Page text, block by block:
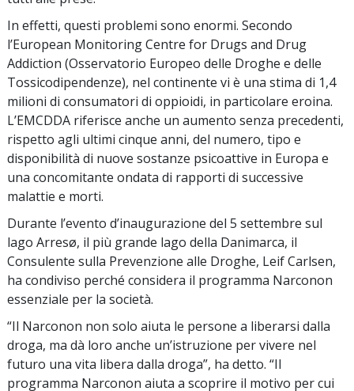
In effetti, questi problemi sono enormi. Secondo
l’European Monitoring Centre for Drugs and Drug
Addiction (Osservatorio Europeo delle Droghe e delle
Tossicodipendenze), nel continente vi è una stima di 1,4
milioni di consumatori di oppioidi, in particolare eroina.
L’EMCDDA riferisce anche un aumento senza precedenti,
rispetto agli ultimi cinque anni, del numero, tipo e
disponibilità di nuove sostanze psicoattive in Europa e
una concomitante ondata di rapporti di successive
malattie e morti.
Durante l’evento d’inaugurazione del 5 settembre sul
lago Arresø, il più grande lago della Danimarca, il
Consulente sulla Prevenzione alle Droghe, Leif Carlsen,
ha condiviso perché considera il programma Narconon
essenziale per la società.
“Il Narconon non solo aiuta le persone a liberarsi dalla
droga, ma dà loro anche un’istruzione per vivere nel
futuro una vita libera dalla droga”, ha detto. “Il
programma Narconon aiuta a scoprire il motivo per cui